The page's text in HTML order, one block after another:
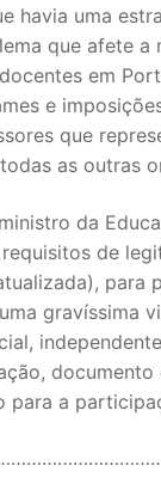
havia uma
que afete
em
e
que
as outras
da
de
gravíssima
para a